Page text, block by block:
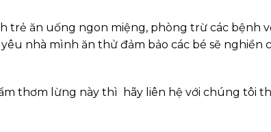
trẻ ăn uống ngon miệng, phòng trừ các bệnh
nhà mình ăn thử đảm bảo các bé sẽ nghiền
thơm lừng này thì hãy liên hệ với chúng tôi